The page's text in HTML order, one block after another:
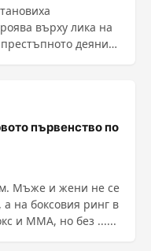
върху лика на
деяние
първенство по
Мъже и жени не се
на боксовия ринг в
и ММА, но без ......